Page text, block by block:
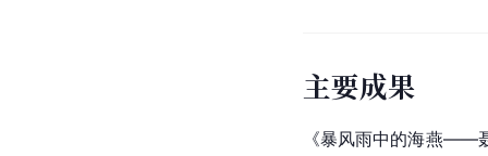
主要成果
《暴风雨中的海燕――